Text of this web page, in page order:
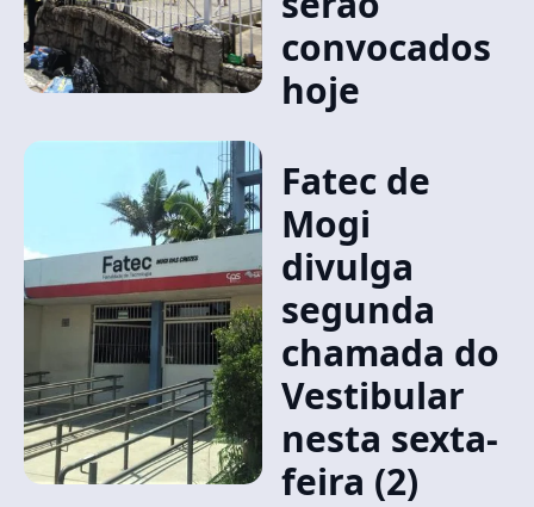
convocados
hoje
Fatec de
Mogi
divulga
segunda
chamada do
Vestibular
nesta sexta-
feira (2)